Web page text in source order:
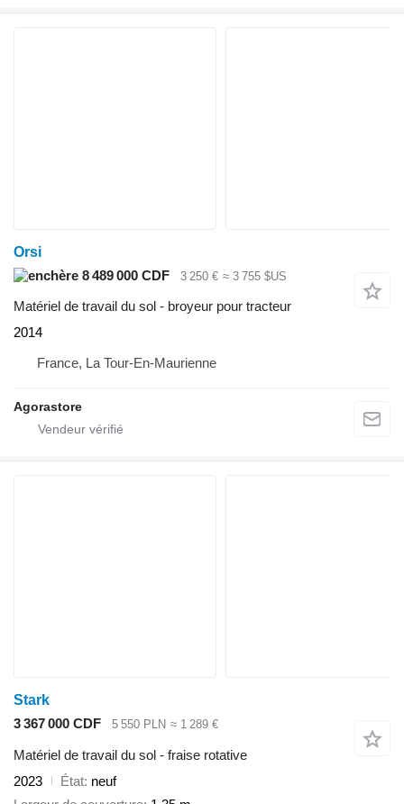
Orsi
8 489 000 CDF
3 250 € ≈ 3 755 $US
Matériel de travail du sol - broyeur pour tracteur
2014
France, La Tour-En-Maurienne
Agorastore
Stark
3 367 000 CDF
5 550 PLN ≈ 1 289 €
Matériel de travail du sol - fraise rotative
2023
État neuf